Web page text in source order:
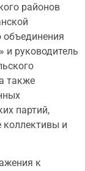
районов
объединения
и руководитель
также
партий,
коллективы и
к